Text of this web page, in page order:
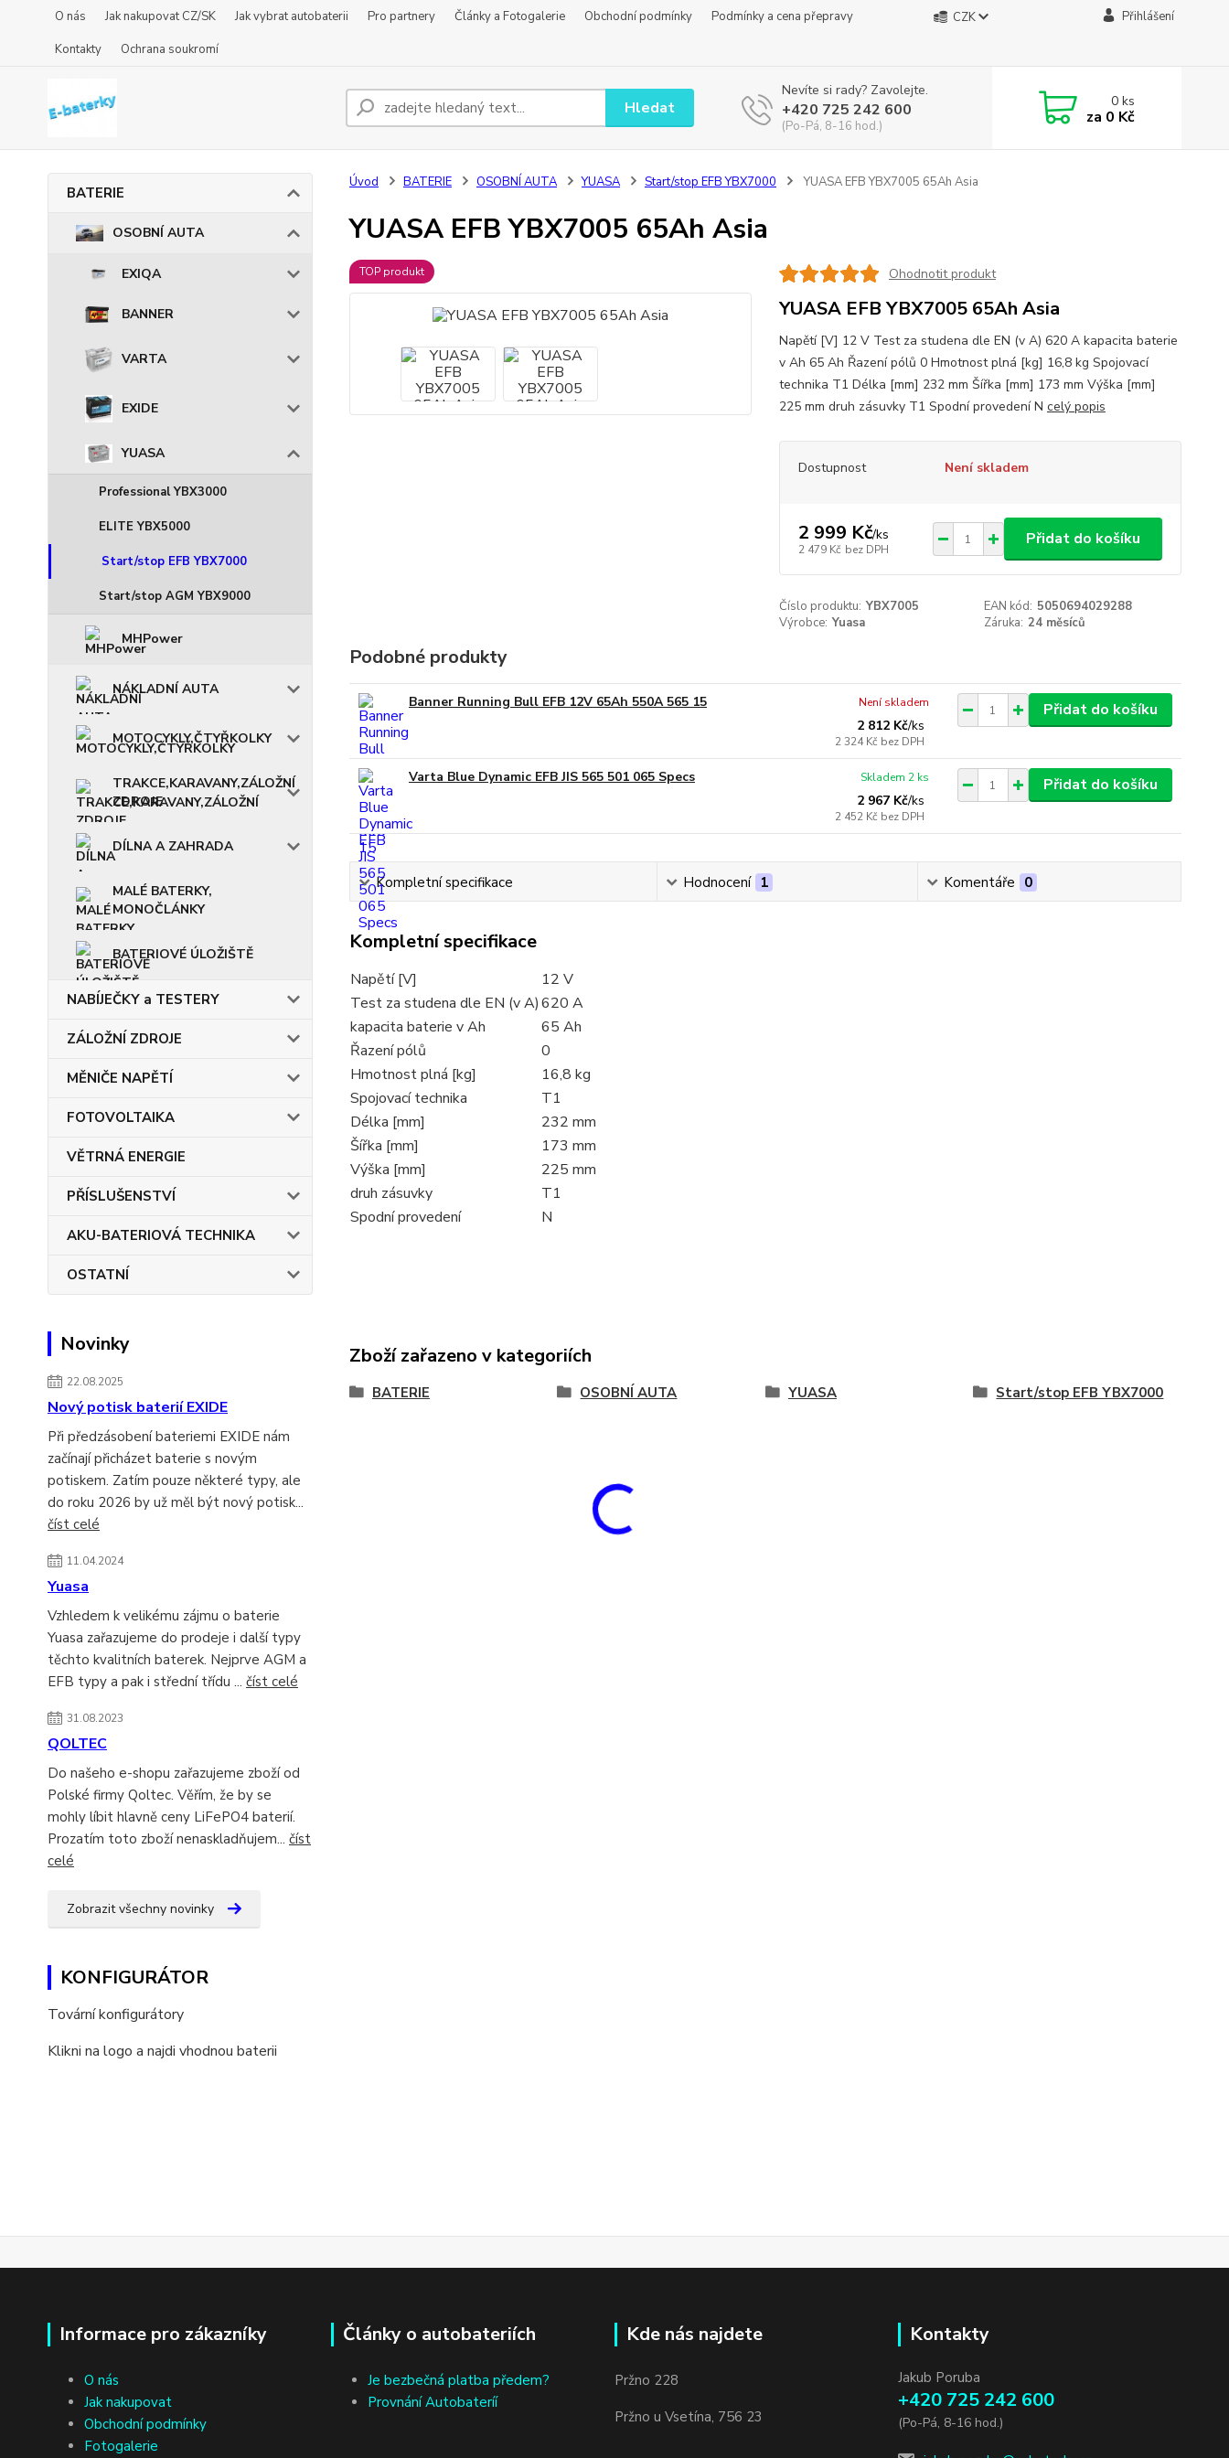
O nás Jak nakupovat CZ/SK Jak vybrat autobaterii Pro partnery Články a Fotogalerie Obchodní podmínky
Podmínky a cena přepravy
Kontakty
Ochrana soukromí
CZK Přihlášení
Hledat
Nevíte si rady? Zavolejte.
+420 725 242 600
(Po-Pá, 8-16 hod.)
0ks
za 0 Kč
BATERIE
OSOBNÍ AUTA
EXIQA
BANNER
VARTA
EXIDE
YUASA
Professional YBX3000
ELITE YBX5000
Start/stop EFB YBX7000
Start/stop AGM YBX9000
MHPower
NÁKLADNÍ AUTA
MOTOCYKLY,ČTYŘKOLKY
TRAKCE,KARAVANY,ZÁLOŽNÍ
ZDROJE
DÍLNA A ZAHRADA
MALÉ BATERKY,
MONOČLÁNKY
BATERIOVÉ ÚLOŽIŠTĚ
NABÍJEČKY a TESTERY
ZÁLOŽNÍ ZDROJE
MĚNIČE NAPĚTÍ
FOTOVOLTAIKA
VĚTRNÁ ENERGIE
PŘÍSLUŠENSTVÍ
AKU-BATERIOVÁ TECHNIKA
OSTATNÍ
Novinky
22.08.2025
Nový potisk baterií EXIDE
Při předzásobení bateriemi EXIDE nám
začínají přicházet baterie s novým
potiskem. Zatím pouze některé typy, ale
do roku 2026 by už měl být nový potisk...
číst celé
11.04.2024
Yuasa
Vzhledem k velikému zájmu o baterie
Yuasa zařazujeme do prodeje i další typy
těchto kvalitních baterek. Nejprve AGM a
EFB typy a pak i střední třídu ... číst celé
31.08.2023
QOLTEC
Do našeho e-shopu zařazujeme zboží od
Polské firmy Qoltec. Věřím, že by se
mohly líbit hlavně ceny LiFePO4 baterií.
Prozatím toto zboží nenaskladňujem... číst
celé
Zobrazit všechny novinky
KONFIGURÁTOR
Tovární konfigurátory
Klikni na logo a najdi vhodnou baterii
Úvod BATERIE OSOBNÍ AUTA YUASA Start/stop EFB YBX7000 YUASA EFB YBX7005 65Ah Asia
YUASA EFB YBX7005 65Ah Asia
TOP produkt Ohodnotit produkt
YUASA EFB YBX7005 65Ah Asia
Napětí [V] 12 V Test za studena dle EN (v A) 620 A kapacita baterie
v Ah 65 Ah Řazení pólů 0 Hmotnost plná [kg] 16,8 kg Spojovací
technika T1 Délka [mm] 232 mm Šířka [mm] 173 mm Výška [mm]
225 mm druh zásuvky T1 Spodní provedení N celý popis
Dostupnost Není skladem
2 999 Kč/ks
2 479 Kč bez DPH
Přidat do košíku
Číslo produktu: YBX7005 EAN kód: 5050694029288
Výrobce: Yuasa Záruka: 24 měsíců
Podobné produkty
Banner Running Bull EFB 12V 65Ah 550A 565 15
2 812 Kč/ks
2 324 Kč bez DPH
Není skladem Přidat do košíku
Varta Blue Dynamic EFB JIS 565 501 065 Specs
2 967 Kč/ks
2 452 Kč bez DPH
Skladem 2 ks Přidat do košíku
Kompletní specifikace Hodnocení 1 Komentáře 0
Kompletní specifikace
Napětí [V]
12 V
Test za studena dle EN (v A)620 A
kapacita baterie v Ah
65 Ah
Řazení pólů
0
Hmotnost plná [kg]
16,8 kg
Spojovací technika
T1
Délka [mm]
232 mm
Šířka [mm]
173 mm
Výška [mm]
225 mm
druh zásuvky
T1
Spodní provedení
N
Zboží zařazeno v kategoriích
BATERIE OSOBNÍ AUTA YUASA Start/stop EFB YBX7000
Informace pro zákazníky
O nás
Jak nakupovat
Obchodní podmínky
Fotogalerie
Články o autobateriích
Je bezbečná platba předem?
Provnání Autobateríí
Kde nás najdete
Pržno 228
Pržno u Vsetína, 756 23
Kontakty
Jakub Poruba
+420 725 242 600
(Po-Pá, 8-16 hod.)